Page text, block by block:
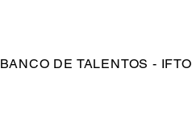
BANCO DE TALENTOS - IFTO